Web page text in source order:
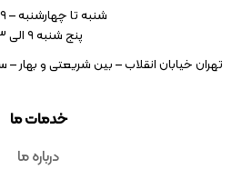
خدمات ما
درباره ما
شنبه تا چهارشنبه – ۹ الی 17
پنج شنبه ۹ الی 13
تهران خیابان انقلاب – بین شریعتی و